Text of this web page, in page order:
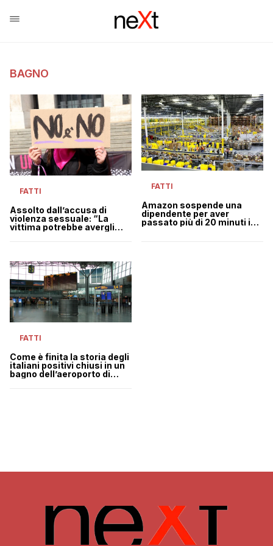
BAGNO
FATTI
Assolto dall’accusa di
violenza sessuale: “La
vittima potrebbe avergli
FATTI
Amazon sospende una
dipendente per aver
passato più di 20 minuti in
FATTI
Come è finita la storia degli
italiani positivi chiusi in un
bagno dell’aeroporto di